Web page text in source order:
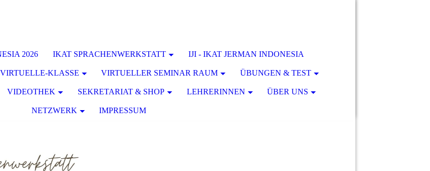
2026 IKAT SPRACHENWERKSTATT IJI - IKAT JERMAN INDONESIA
KLASSE VIRTUELLER SEMINAR RAUM ÜBUNGEN & TEST
VIDEOTHEK SEKRETARIAT & SHOP LEHRERINNEN ÜBER UNS
NETZWERK IMPRESSUM